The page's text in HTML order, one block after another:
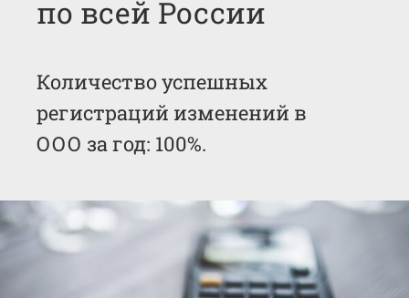
по всей России
Количество успешных
регистраций изменений в
ООО за год: 100%.